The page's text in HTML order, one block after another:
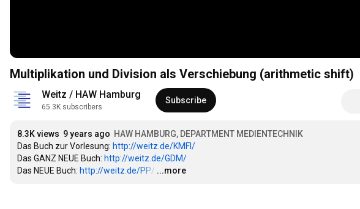
Multiplikation und Division als Verschiebung (arithmetic shift)
Weitz / HAW Hamburg
65.3K subscribers
Subscribe
8.3K views 9 years ago HAW HAMBURG, DEPARTMENT MEDIENTECHNIK
Das Buch zur Vorlesung: http://weitz.de/KMFI/
Das GANZ NEUE Buch: http://weitz.de/GDM/
Das NEUE Buch: http://weitz.de/PP/ …
...more